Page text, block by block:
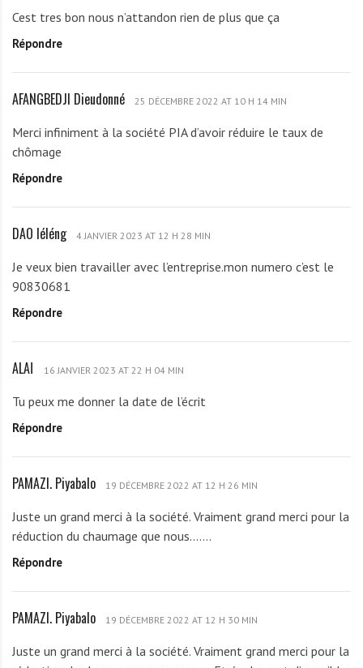
D
A
O
M
O
k
l
a
Z
O
Cest tres bon nous n’attandon rien de plus que ça
Répondre
A
A
N
G
D
I
D
i
d
o
n
AFANGBEDJI Dieudonné 25 DÉCEMBRE 2022 AT 10 H 14 MIN
Merci infiniment à la société PIA d’avoir réduire le taux de
chômage
Répondre
D
O
l
é
n
DAO léléng 4 JANVIER 2023 AT 12 H 28 MIN
Je veux bien travailler avec l’entreprise.mon numero c’est le
90830681
Répondre
A
A
Ï
ALAÏ 16 JANVIER 2023 AT 22 H 04 MIN
Tu peux me donner la date de l’écrit
Répondre
P
M
A
Z
P
y
PAMAZI. Piyabalo 19 DÉCEMBRE 2022 AT 12 H 26 MIN
Juste un grand merci à la société. Vraiment grand merci pour la
réduction du chaumage que nous…….
Répondre
P
M
PAMAZI. Piyabalo 19 DÉCEMBRE 2022 AT 12 H 30 MIN
Juste un grand merci à la société. Vraiment grand merci pour la